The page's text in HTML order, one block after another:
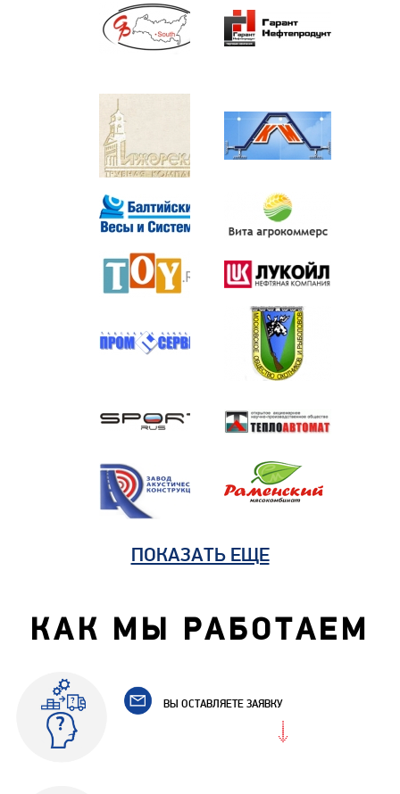
ПОКАЗАТЬ ЕЩЕ
КАК МЫ РАБОТАЕМ
ВЫ ОСТАВЛЯЕТЕ ЗАЯВКУ